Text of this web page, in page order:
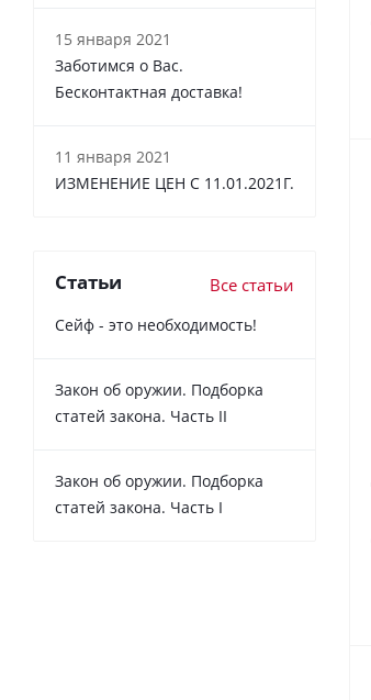
15 января 2021
Заботимся о Вас.
Бесконтактная доставка!
11 января 2021
ИЗМЕНЕНИЕ ЦЕН С 11.01.2021Г.
Статьи Все статьи
Сейф - это необходимость!
Закон об оружии. Подборка
статей закона. Часть II
Закон об оружии. Подборка
статей закона. Часть I